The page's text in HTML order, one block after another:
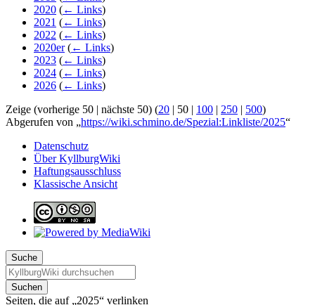
2020 (← Links)
2021 (← Links)
2022 (← Links)
2020er (← Links)
2023 (← Links)
2024 (← Links)
2026 (← Links)
Zeige (vorherige 50 | nächste 50) (20 | 50 | 100 | 250 | 500)
Abgerufen von „https://wiki.schmino.de/Spezial:Linkliste/2025“
Datenschutz
Über KyllburgWiki
Haftungsausschluss
Klassische Ansicht
Suche
Suchen
Seiten, die auf „2025“ verlinken